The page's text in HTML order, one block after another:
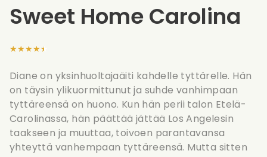
Sweet Home Carolina
★★★★★
Diane on yksinhuoltajaäiti kahdelle tyttärelle. Hän
on täysin ylikuormittunut ja suhde vanhimpaan
tyttäreensä on huono. Kun hän perii talon Etelä-
Carolinassa, hän päättää jättää Los Angelesin
taakseen ja muuttaa, toivoen parantavansa
yhteyttä vanhempaan tyttäreensä. Mutta sitten